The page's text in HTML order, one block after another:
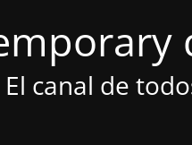
El canal de